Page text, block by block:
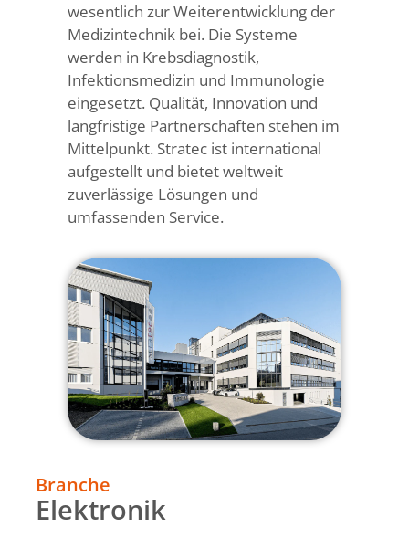
wesentlich zur Weiterentwicklung der
Medizintechnik bei. Die Systeme
werden in Krebsdiagnostik,
Infektionsmedizin und Immunologie
eingesetzt. Qualität, Innovation und
langfristige Partnerschaften stehen im
Mittelpunkt. Stratec ist international
aufgestellt und bietet weltweit
zuverlässige Lösungen und
umfassenden Service.
Branche
Elektronik